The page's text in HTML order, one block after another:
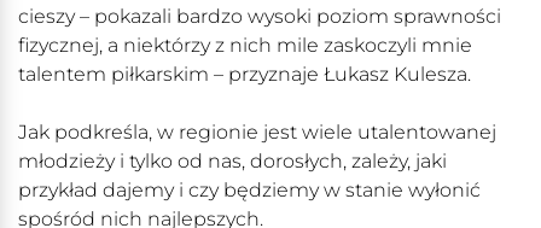
cieszy – pokazali bardzo wysoki poziom sprawności
fizycznej, a niektórzy z nich mile zaskoczyli mnie
talentem piłkarskim – przyznaje Łukasz Kulesza.
Jak podkreśla, w regionie jest wiele utalentowanej
młodzieży i tylko od nas, dorosłych, zależy, jaki
przykład dajemy i czy będziemy w stanie wyłonić
spośród nich najlepszych.